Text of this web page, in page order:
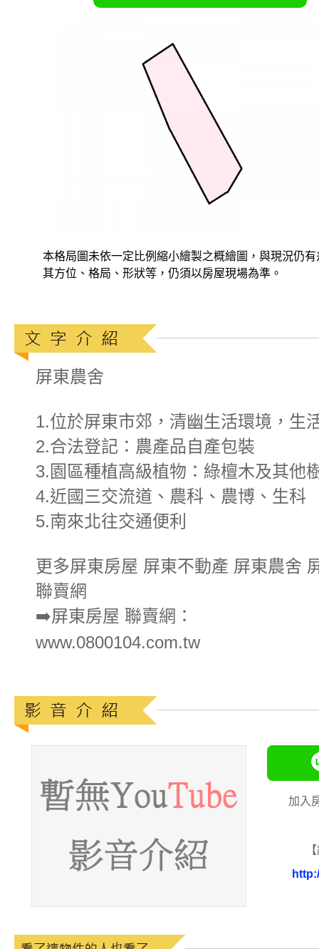
本格局圖未依一定比例縮小繪製之概繪圖，與現況仍有
其方位、格局、形狀等，仍須以房屋現場為準。
屏東農舍
1.位於屏東市郊，清幽生活環境，生
2.合法登記：農產品自產包裝
3.園區種植高級植物：綠檀木及其他
4.近國三交流道、農科、農博、生科
5.南來北往交通便利
更多屏東房屋 屏東不動產 屏東農舍
聯賣網
➡️屏東房屋 聯賣網：
www.0800104.com.tw
加入